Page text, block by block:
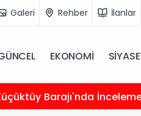
Galeri Rehber İlanlar
EKONOMİ
Barajı'nda